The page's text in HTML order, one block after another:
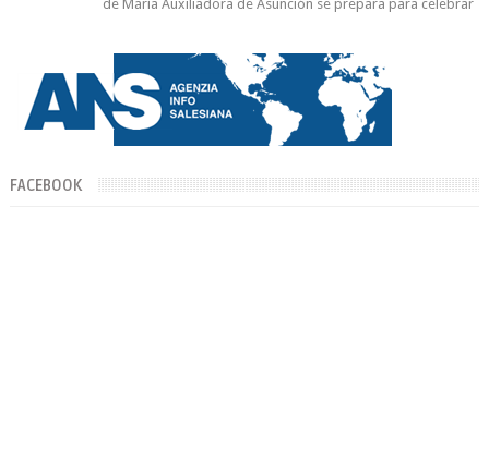
de María Auxiliadora de Asunción se prepara para celebrar
FACEBOOK